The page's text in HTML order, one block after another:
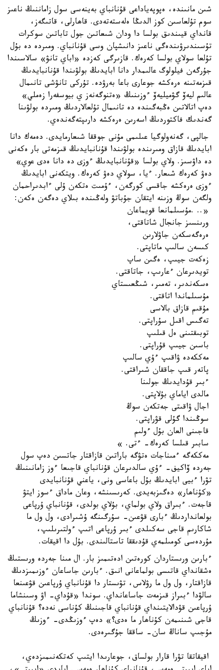
شىن مانىندە، ەپوپەياداعى قۇنانباي بەينەسى سول زاماننىڭ ناعىز
سوم تۇلعاسىن كوز الدىڭا ەلەستەتەدى. قاھارلى، قاتىگەز،
قانداي قيىندىق بولسا دا ودان شىعاتىن جول تاباتىن سوكرات
تۇسىندىرۋىندەگى ناعىز دانىشپان وسى قۇنانباي. ومىردە دە بۇل
تۇلعا سولاي بولسا كەرەك. قازىرگى كەزدە «اباي تانۋ» سالاسىندا
جۇرگەن فيلولوگ عالىمدار دانا ابايدىڭ بولۋىندا قۇنانبايدىڭ
قىزمەتىنە ەرەكشە جوعارى باعا بەرۋدە. تۇركى تانۋشى تانىمال
عالىم ليەۆ گۋميليەۆ ءوزىنىڭ «ەتنوگەنەز ي بيوسفەرا زەملي»
دەپ اتالاتىن ەڭبەگىندە دە تانىمال تۇلعالاردىڭ ومىردە بولۋىنا
گەندىك فاكتوردىڭ اسەرىن ەرەكشە دارىپتەگەندەي.
جالپى، گەنەولوگيا عىلىمى مۇنى جوققا شىعارمايدى. دەمەك دانا
ابايدىڭ قازاق ومىرىندە بولۋىندا قۇنانبايدىڭ قىزمەتى بار ەكەنى
دە داۋسىز. ولاي بولسا «قۇنانبايدىڭ ءوزى دە دانا ەدى عوي»
دەۋ كەرەك شىعار. ءيا، سولاي دەۋ كەرەك. ويتكەنى ابايدىڭ
ءوزى ەرەكشە جاقسى كورگەن، ءۇمىت ەتكەن ۇلى ءابدىراحمان
ولگەن سوڭ وزىنە ايتقان جۇباتۋ ولەڭىندە بىلاي دەگەن ەكەن:
«.. .مۇسىلمانعا قويماعان
ورىنسىز جانجال شاتاقتى،
ەرەگەسكەن جاۋلارىن
كىسەن سالىپ ماتاپتى.
زەكەت جيىپ، ەگىن ساپ
تويدىرعان ءعارىپ، جاتاقتى.
ەسكەندىر، تەمىر، شىڭعىستاي
مۇسىلماندا اتاقتى.
مۇقىم قازاق بالاسى
تەگىس اقىل سۇراپتى.
توبىقتىنى ەل قىلىپ
باسىن جيىپ قۇراپتى.
مەككەدە ۋاقىپ ءۇي سالىپ
پاتەر قىپ جاققان شىراقتى.
ءبىر قۇدايدىڭ جولىنا
مالدى اياماي بۇلاپتى.
اجال ۋاقىتى جەتكەن سوڭ
سوڭىندا گۇلى قۋراپتى.
قاجىنى العان بۇل ءولىم
سابىر قىلسا كەرەك- ءتى. »
مەككەگە ءمىناجات ەتۋگە باراتىن قازاقتار جاتسىن دەپ سول
جەردە ۆاكيف- ءۇي سالدىرعان قۇنانباي قاجىعا ءوز زامانىنىڭ
تۋرا ءبيى ابايدىڭ بۇل باعاسى ونى، ياعني قۇنانبايدى
«كۇناھار» دەگىزبەيدى. كەرىسىنشە، وعان ماداق ءسوز ايتۋ
قاجەت. ءبىراق ولاي بولماي، بۇلاي بولدى، قۇنانباي ۇرپاعى
بولعانداردىڭ ءبارى قۋعىن- سۇرگىنگە ۇشىرادى، ول ول ما
شاكارىم قاجى سەكىلدى ءبىر ۇرپاعى اتىپ ءولتىرىلىپ،
مۇردەسى كومىلمەي قۇدىققا تاستالىندى. بۇل دا اقيقات.
ءبارىن ورىستاردان كورەتىن ادەتىمىز بار. ال مىنا جەردە ورىستىڭ
ەشقانداي قاتىسى بولماعانى انىق. ءبارىن جاساعان ءوزىمىزدىڭ
قازاقتار، ول ول ما رۋلاس، تۋىستار دا قۇنانباي ۇرپاعىن قۋعىنعا
سالۋدا ءبىراز قىزمەت جاساعانداي. سوندا «قۇداي- اۋ وسىنشاما
ۇرپاعىن قۋدالايتىنداي قۇنانباي قاجىنىڭ كۇناسى نەدە؟ قۇنانباي
قاجى شىنىمەن كۇناھار ما ەدى؟» دەپ ءوزىڭدى- ءوزىڭ
مۇجىپ ساناڭ سان- ساققا جۇگىرەدى.
اقيقاتقا تۋرا قارار بولساق، جوعارىدا ايتىپ كەتكەنىمىزدەي،